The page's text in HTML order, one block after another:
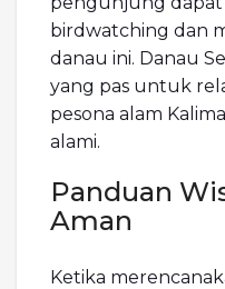
birdwatching dan
danau ini. Danau
yang pas untuk
pesona alam
alami.
Panduan
Aman
Ketika